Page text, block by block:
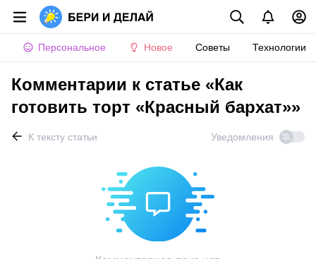
Персональное Новое Советы Технологии
Комментарии к статье «Как
готовить торт «Красный бархат»»
К тексту статьи Уведомления